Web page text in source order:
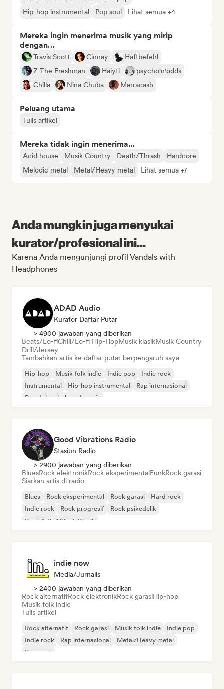
Hip-hop instrumental
Pop soul Lihat semua +4
Mereka ingin menerima musik yang mirip
dengan…
Travis Scott Cinnay
Haftbefehl
Z The Freshman
Haiyti
psycho'n'odds
Chilla
Nina Chuba Marracash
Peluang utama
Tulis artikel
Mereka tidak ingin menerima...
Acid house Musik Country Death/Thrash
Hardcore
Melodic metal
Metal/Heavy metal Lihat semua +7
Anda mungkin juga menyukai
kurator/profesional ini...
Karena Anda mengunjungi profil Vandals with
Headphones
ADAD Audio
Kurator Daftar Putar
> 4900 jawaban yang diberikan
Beats/Lo-fiChill/Lo-fi Hip-HopMusik klasikMusik Country
Drill/Jersey
Tambahkan artis ke daftar putar berpengaruh saya
Hip-hop Musik folk indie Indie pop
Indie rock
Instrumental
Hip-hop instrumental
Rap internasional
Rap dalam bahasa Inggris
Good Vibrations Radio
Stasiun Radio
> 2900 jawaban yang diberikan
BluesRock elektronikRock eksperimentalFunkRock garasi
Siarkan artis di radio
Blues Rock eksperimental Rock garasi
Hard rock
Indie rock
Rock progresif
Rock psikedelik
Rock & Roll/Rock Klasik
indie now
Media/Jurnalis
> 2400 jawaban yang diberikan
Rock alternatifRock elektronikRock garasiHip-hop
Musik folk indie
Tulis artikel
Rock alternatif Rock garasi Musik folk indie
Indie pop
Indie rock
Rap internasional
Metal/Heavy metal
Pop rock